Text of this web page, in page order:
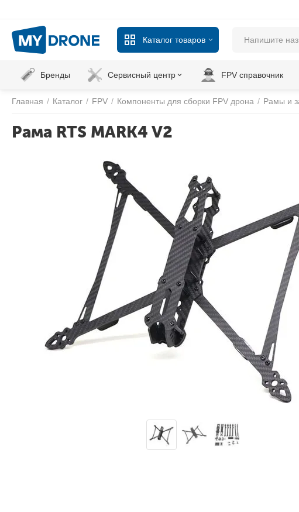
Каталог товаров
Бренды Сервисный центр FPV справочник
Главная / Каталог / FPV / Компоненты для сборки FPV дрона / Рамы и
Рама RTS MARK4 V2